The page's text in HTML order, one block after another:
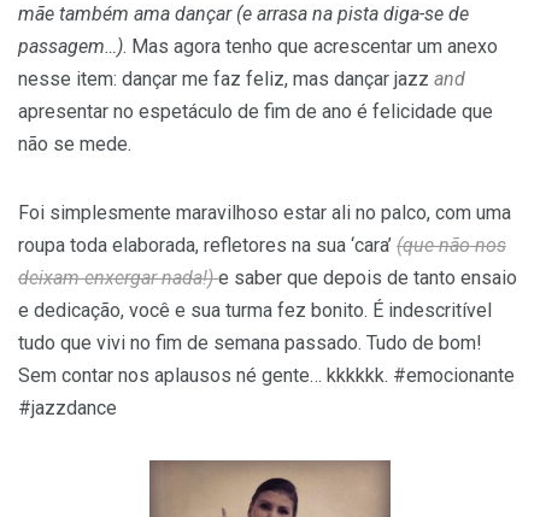
mãe também ama dançar (e arrasa na pista diga-se de
passagem…). Mas agora tenho que acrescentar um anexo
nesse item: dançar me faz feliz, mas dançar jazz and
apresentar no espetáculo de fim de ano é felicidade que
não se mede.
Foi simplesmente maravilhoso estar ali no palco, com uma
roupa toda elaborada, refletores na sua ‘cara’ (que não nos
deixam enxergar nada!)e saber que depois de tanto ensaio
e dedicação, você e sua turma fez bonito. É indescritível
tudo que vivi no fim de semana passado. Tudo de bom!
Sem contar nos aplausos né gente… kkkkkk. #emocionante
#jazzdance